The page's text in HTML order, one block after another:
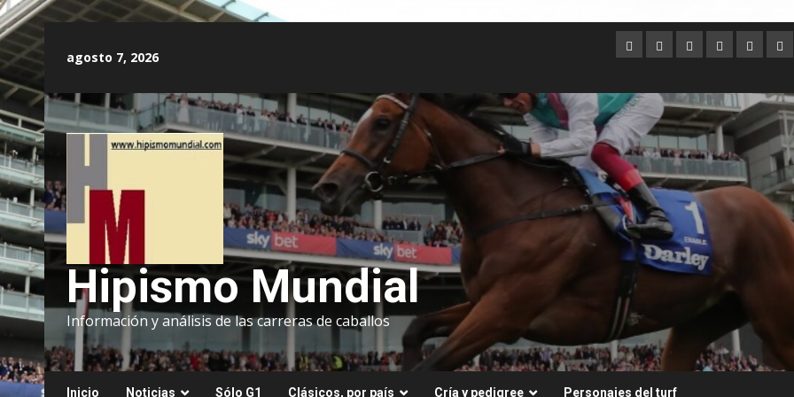
contenido
agosto 7, 2026
Argentina
AustraliaBrasilChileDubai
Hipismo Mundial
Información y análisis de las carreras de caballos
Inicio Noticias Sólo G1 Clásicos, por país Cría y pedigree Personajes del turf